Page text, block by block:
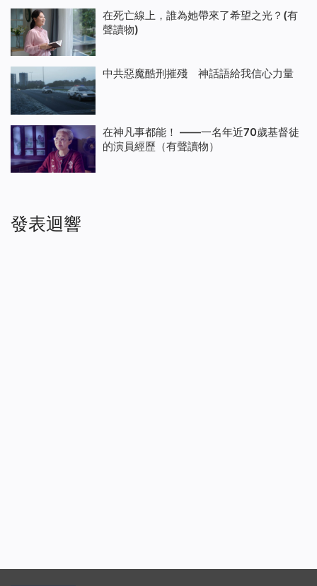
在死亡線上，誰為她帶來了希望之光？(有
聲讀物)
中共惡魔酷刑摧殘 神話語給我信心力量
在神凡事都能！ ——一名年近70歲基督徒
的演員經歷（有聲讀物）
發表迴響